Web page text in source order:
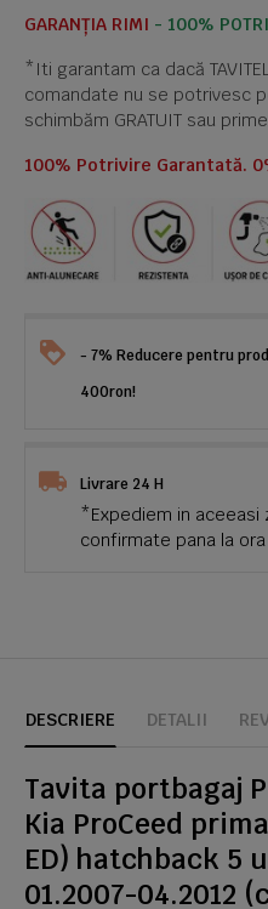
GARANȚIA RIMI - 100%
*Iti garantam ca dacă
comandate nu se potrivesc
schimbăm GRATUIT sau
100% Potrivire Garantată.
- 7% Reducere pentru
400ron!
Livrare 24 H
*Expediem in aceeasi
confirmate pana la ora
DESCRIERE DETALII
Tavita portbagaj
Kia ProCeed
ED) hatchback 5
01.2007-04.2012